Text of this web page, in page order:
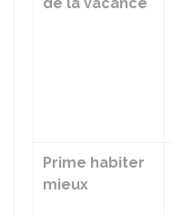
Prime habiter
mieux